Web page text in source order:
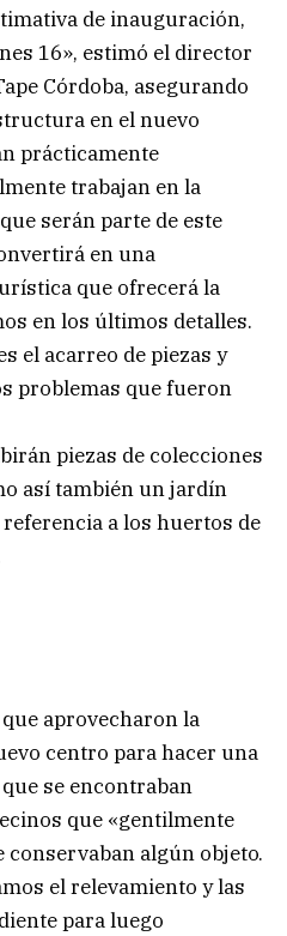
de inauguración,
16», estimó el director
Córdoba, asegurando
en el nuevo
prácticamente
trabajan en la
serán parte de este
en una
que ofrecerá la
en los últimos detalles.
el acarreo de piezas y
problemas que fueron
piezas de colecciones
así también un jardín
a los huertos de
aprovecharon la
centro para hacer una
se encontraban
que «gentilmente
conservaban algún objeto.
el relevamiento y las
para luego